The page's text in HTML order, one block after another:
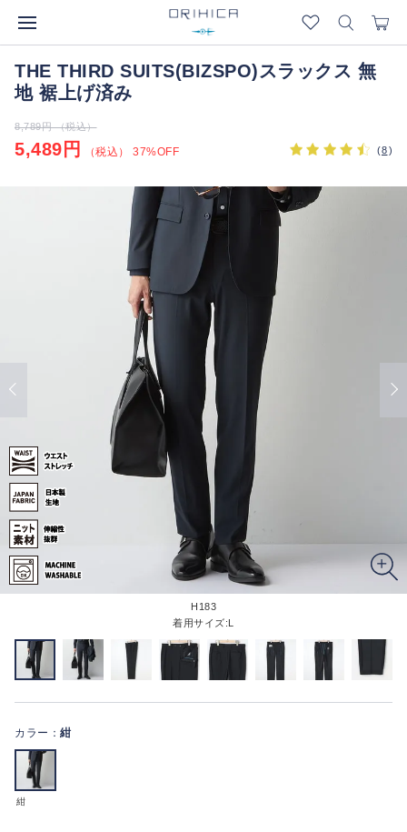
THE THIRD SUITS(BIZSPO)スラックス 無
地 裾上げ済み
8,789円 （税込）
5,489円 （税込） 37%OFF (8)
H183
着用サイズ:L
カラー： 紺
紺